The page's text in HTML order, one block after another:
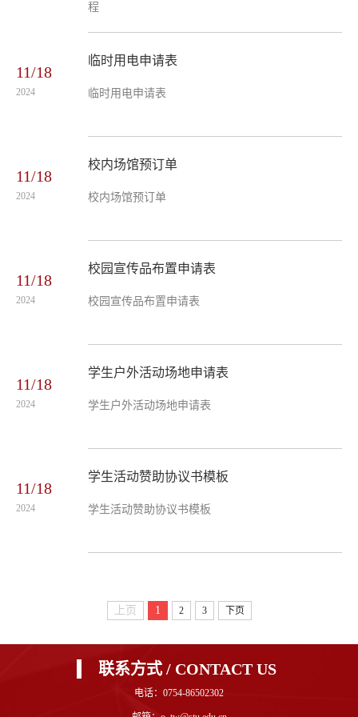
程
11/18
2024
临时用电申请表
临时用电申请表
11/18
2024
校内场馆预订单
校内场馆预订单
11/18
2024
校园宣传品布置申请表
校园宣传品布置申请表
11/18
2024
学生户外活动场地申请表
学生户外活动场地申请表
11/18
2024
学生活动赞助协议书模板
学生活动赞助协议书模板
上页 1 2 3 下页
联系方式 / CONTACT US
电话：0754-86502302